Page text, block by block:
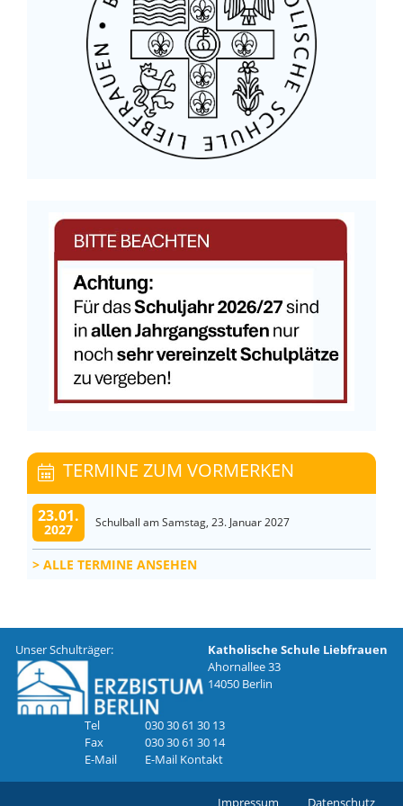
TERMINE ZUM VORMERKEN
23.01.
2027 Schulball am Samstag, 23. Januar 2027
ALLE TERMINE ANSEHEN
Unser Schulträger:
Katholische Schule Liebfrauen
Ahornallee 33
14050 Berlin
Tel
030 30 61 30 13
Fax
030 30 61 30 14
E-Mail
E-Mail Kontakt
Impressum Datenschutz